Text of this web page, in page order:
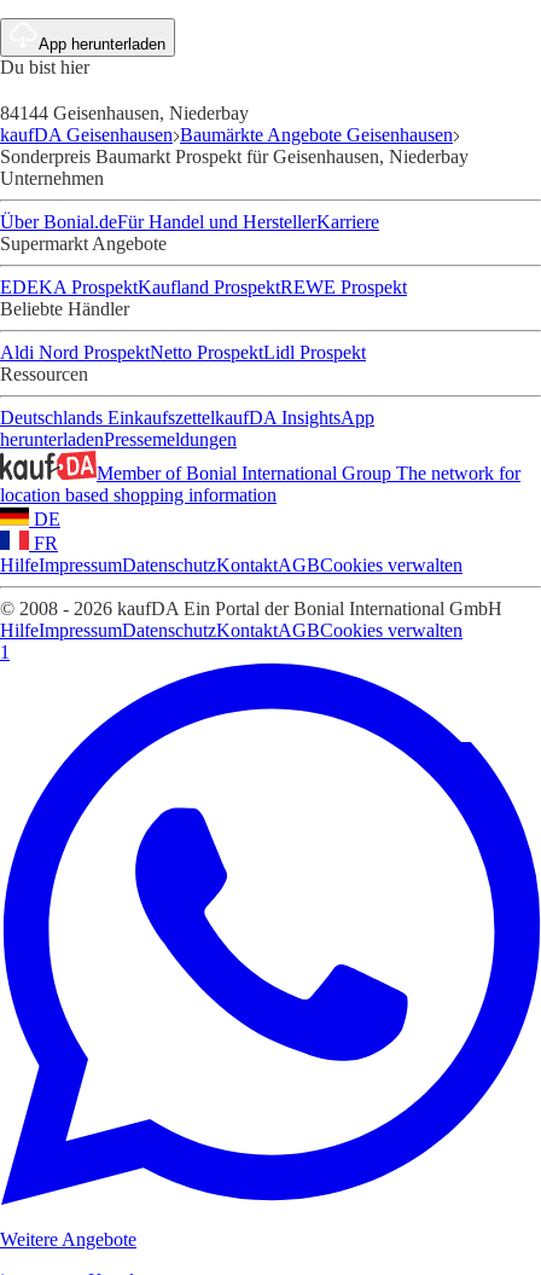
App herunterladen
Du bist hier
84144 Geisenhausen, Niederbay
kaufDA Geisenhausen Baumärkte Angebote Geisenhausen
Sonderpreis Baumarkt Prospekt für Geisenhausen, Niederbay
Unternehmen
Über Bonial.deFür Handel und HerstellerKarriere
Supermarkt Angebote
EDEKA ProspektKaufland ProspektREWE Prospekt
Beliebte Händler
Aldi Nord ProspektNetto ProspektLidl Prospekt
Ressourcen
Deutschlands EinkaufszettelkaufDA InsightsApp
herunterladenPressemeldungen
Member of Bonial International Group The network for
location based shopping information
DE
FR
HilfeImpressumDatenschutzKontaktAGBCookies verwalten
© 2008 - 2026 kaufDA Ein Portal der Bonial International GmbH
HilfeImpressumDatenschutzKontaktAGBCookies verwalten
1
Weitere Angebote